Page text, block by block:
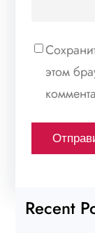
этом
Recent